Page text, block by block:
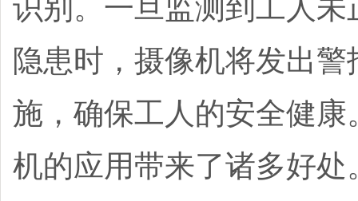
识别。一旦监测到工人
隐患时，摄像机将发出
施，确保工人的安全健康
机的应用带来了诸多好